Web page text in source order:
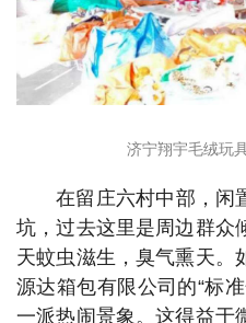
济宁翔宇毛绒玩
在留庄六村中部，闲
坑，过去这里是周边群众
天蚊虫滋生，臭气熏天。
源达箱包有限公司的“标
一派热闹景象。这得益于